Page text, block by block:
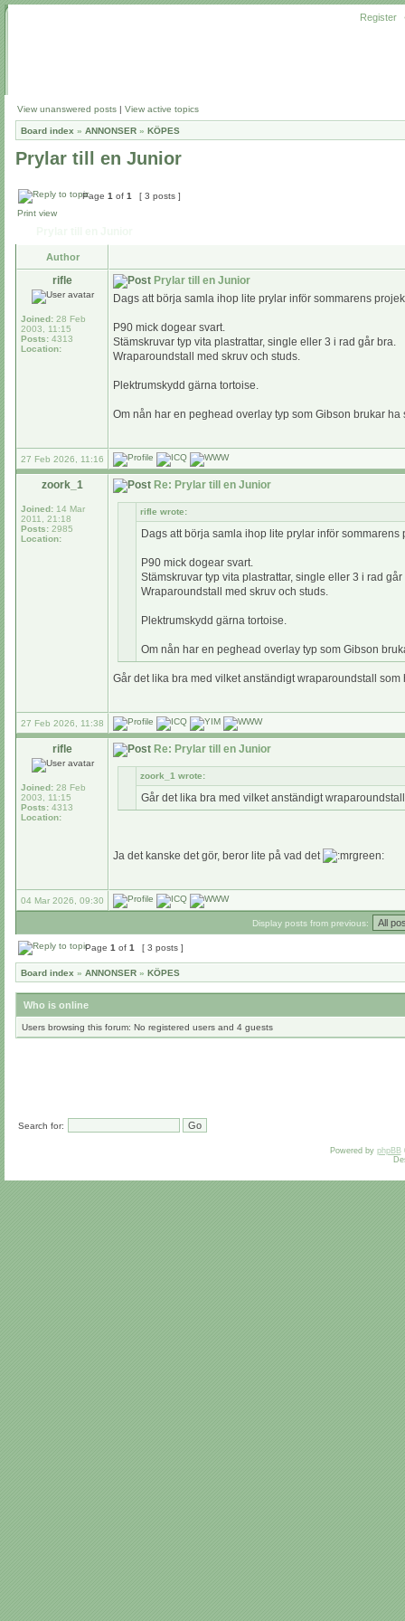
Register
View unanswered posts | View active topics
Board index » ANNONSER » KÖPES
Prylar till en Junior
Page 1 of 1
[ 3 posts ]
Print view
Author
rifle
Joined: 28 Feb
2003, 11:15
Posts: 4313
Location:
Prylar till en Junior
Dags att börja samla ihop lite prylar inför sommarens
P90 mick dogear svart.
Stämskruvar typ vita plastrattar, single eller 3 i rad går bra.
Wraparoundstall med skruv och studs.
Plektrumskydd gärna tortoise.
Om nån har en peghead overlay typ som Gibson brukar ha
27 Feb 2026, 11:16
zoork_1
Joined: 14 Mar
2011, 21:18
Posts: 2985
Location:
Re: Prylar till en Junior
rifle wrote:
Dags att börja samla ihop lite prylar inför sommarens
P90 mick dogear svart.
Stämskruvar typ vita plastrattar, single eller 3 i rad går
Wraparoundstall med skruv och studs.
Plektrumskydd gärna tortoise.
Om nån har en peghead overlay typ som Gibson
Går det lika bra med vilket anständigt wraparoundstall som
27 Feb 2026, 11:38
rifle
Joined: 28 Feb
2003, 11:15
Posts: 4313
Location:
Re: Prylar till en Junior
zoork_1 wrote:
Går det lika bra med vilket anständigt
Ja det kanske det gör, beror lite på vad det
04 Mar 2026, 09:30
Display posts from previous:
Page 1 of 1 [ 3 posts ]
Board index » ANNONSER » KÖPES
Who is online
Users browsing this forum: No registered users and 4 guests
Search for:
Powered by phpBB